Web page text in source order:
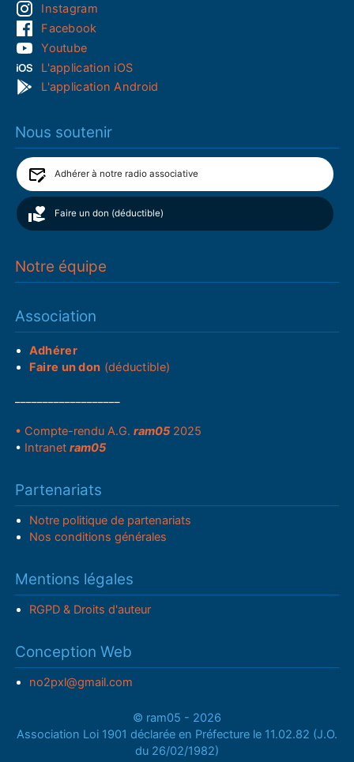
Instagram
Facebook
Youtube
L'application iOS
L'application Android
Nous soutenir
Adhérer à notre radio associative
Faire un don (déductible)
Notre équipe
Association
Adhérer
Faire un don (déductible)
• Compte-rendu A.G.ram05 2025
• Intranetram05
Partenariats
Notre politique de partenariats
Nos conditions générales
Mentions légales
RGPD & Droits d'auteur
Conception Web
no2pxl@gmail.com
© ram05 - 2026
Association Loi 1901 déclarée en Préfecture le 11.02.82 (J.O.
du 26/02/1982)